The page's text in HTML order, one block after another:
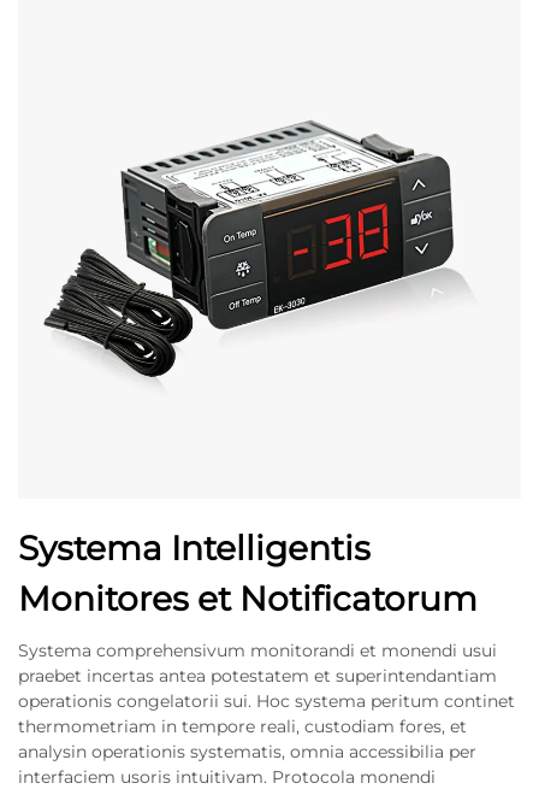
Systema Intelligentis
Monitores et Notificatorum
Systema comprehensivum monitorandi et monendi usui
praebet incertas antea potestatem et superintendantiam
operationis congelatorii sui. Hoc systema peritum continet
thermometriam in tempore reali, custodiam fores, et
analysin operationis systematis, omnia accessibilia per
interfaciem usoris intuitivam. Protocola monendi